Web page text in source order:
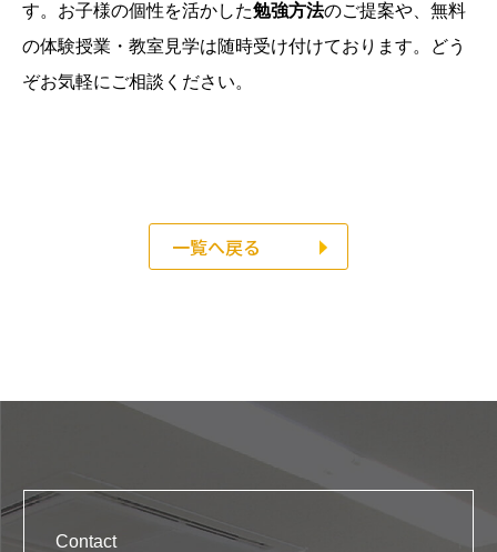
す。お子様の個性を活かした勉強方法のご提案や、無料
の体験授業・教室見学は随時受け付けております。どう
ぞお気軽にご相談ください。
一覧へ戻る
Contact